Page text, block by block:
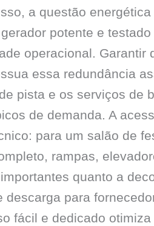
a questão
potente e
operacional. Garantir
essa redundância
pista e os serviços de
de demanda. A
para um salão de
rampas,
quanto a
descarga para
fácil e dedicado